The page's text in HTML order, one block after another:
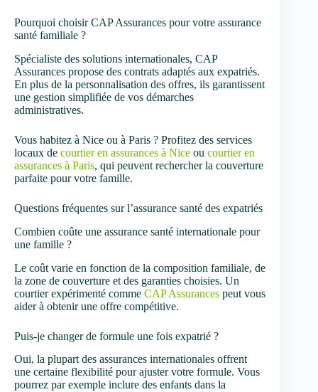
Pourquoi choisir CAP Assurances pour votre assurance
santé familiale ?
Spécialiste des solutions internationales, CAP
Assurances propose des contrats adaptés aux expatriés.
En plus de la personnalisation des offres, ils garantissent
une gestion simplifiée de vos démarches
administratives.
Vous habitez à Nice ou à Paris ? Profitez des services
locaux de courtier en assurances à Nice ou courtier en
assurances à Paris, qui peuvent rechercher la couverture
parfaite pour votre famille.
Questions fréquentes sur l’assurance santé des expatriés
Combien coûte une assurance santé internationale pour
une famille ?
Le coût varie en fonction de la composition familiale, de
la zone de couverture et des garanties choisies. Un
courtier expérimenté comme CAP Assurances peut vous
aider à obtenir une offre compétitive.
Puis-je changer de formule une fois expatrié ?
Oui, la plupart des assurances internationales offrent
une certaine flexibilité pour ajuster votre formule. Vous
pourrez par exemple inclure des enfants dans la